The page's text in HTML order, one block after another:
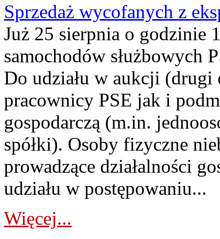
Sprzedaż wycofanych z
Już 25 sierpnia o godzinie
samochodów służbowych
Do udziału w aukcji (drugi
pracownicy PSE jak i
gospodarczą (m.in.
spółki). Osoby fizyczne
prowadzące działalności
udziału w postępowaniu...
Więcej...